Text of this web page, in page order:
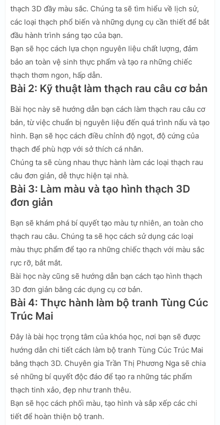
thạch 3D đầy màu sắc. Chúng ta sẽ tìm hiểu về lịch sử,
các loại thạch phổ biến và những dụng cụ cần thiết để bắt
đầu hành trình sáng tạo của bạn.
Bạn sẽ học cách lựa chọn nguyên liệu chất lượng, đảm
bảo an toàn vệ sinh thực phẩm và tạo ra những chiếc
thạch thơm ngon, hấp dẫn.
Bài 2: Kỹ thuật làm thạch rau câu cơ bản
Bài học này sẽ hướng dẫn bạn cách làm thạch rau câu cơ
bản, từ việc chuẩn bị nguyên liệu đến quá trình nấu và tạo
hình. Bạn sẽ học cách điều chỉnh độ ngọt, độ cứng của
thạch để phù hợp với sở thích cá nhân.
Chúng ta sẽ cùng nhau thực hành làm các loại thạch rau
câu đơn giản, dễ thực hiện tại nhà.
Bài 3: Làm màu và tạo hình thạch 3D
đơn giản
Bạn sẽ khám phá bí quyết tạo màu tự nhiên, an toàn cho
thạch rau câu. Chúng ta sẽ học cách sử dụng các loại
màu thực phẩm để tạo ra những chiếc thạch với màu sắc
rực rỡ, bắt mắt.
Bài học này cũng sẽ hướng dẫn bạn cách tạo hình thạch
3D đơn giản bằng các dụng cụ cơ bản.
Bài 4: Thực hành làm bộ tranh Tùng Cúc
Trúc Mai
Đây là bài học trọng tâm của khóa học, nơi bạn sẽ được
hướng dẫn chi tiết cách làm bộ tranh Tùng Cúc Trúc Mai
bằng thạch 3D. Chuyên gia Trần Thị Phương Nga sẽ chia
sẻ những bí quyết độc đáo để tạo ra những tác phẩm
thạch tinh xảo, đẹp như tranh thêu.
Bạn sẽ học cách phối màu, tạo hình và sắp xếp các chi
tiết để hoàn thiện bộ tranh.